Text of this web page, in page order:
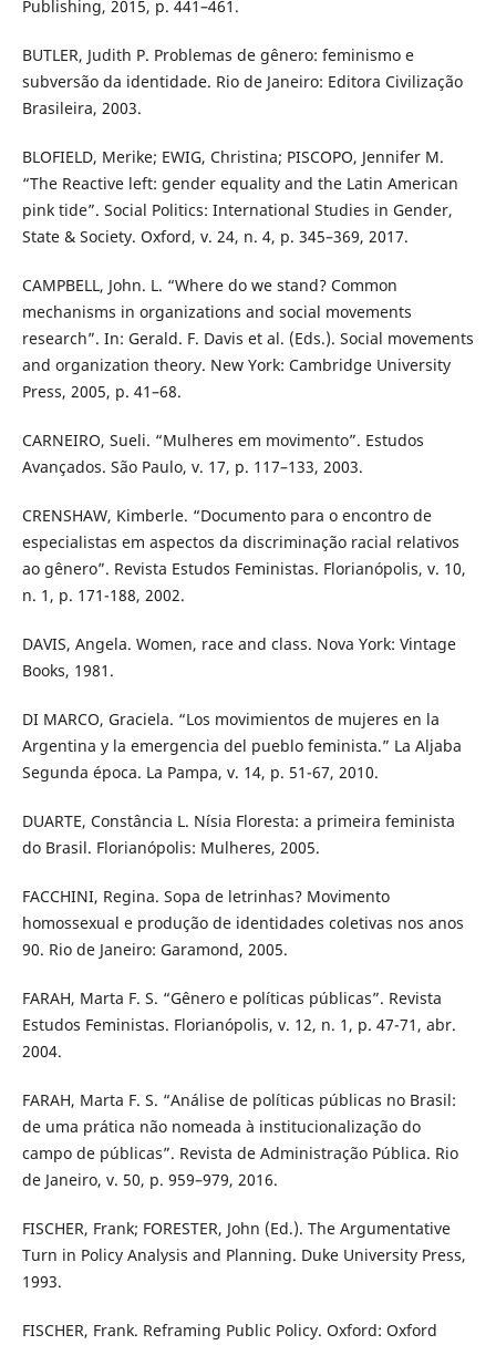
Publishing, 2015, p. 441–461.
BUTLER, Judith P. Problemas de gênero: feminismo e
subversão da identidade. Rio de Janeiro: Editora Civilização
Brasileira, 2003.
BLOFIELD, Merike; EWIG, Christina; PISCOPO, Jennifer M.
“The Reactive left: gender equality and the Latin American
pink tide”. Social Politics: International Studies in Gender,
State & Society. Oxford, v. 24, n. 4, p. 345–369, 2017.
CAMPBELL, John. L. “Where do we stand? Common
mechanisms in organizations and social movements
research”. In: Gerald. F. Davis et al. (Eds.). Social movements
and organization theory. New York: Cambridge University
Press, 2005, p. 41–68.
CARNEIRO, Sueli. “Mulheres em movimento”. Estudos
Avançados. São Paulo, v. 17, p. 117–133, 2003.
CRENSHAW, Kimberle. “Documento para o encontro de
especialistas em aspectos da discriminação racial relativos
ao gênero”. Revista Estudos Feministas. Florianópolis, v. 10,
n. 1, p. 171-188, 2002.
DAVIS, Angela. Women, race and class. Nova York: Vintage
Books, 1981.
DI MARCO, Graciela. “Los movimientos de mujeres en la
Argentina y la emergencia del pueblo feminista.” La Aljaba
Segunda época. La Pampa, v. 14, p. 51-67, 2010.
DUARTE, Constância L. Nísia Floresta: a primeira feminista
do Brasil. Florianópolis: Mulheres, 2005.
FACCHINI, Regina. Sopa de letrinhas? Movimento
homossexual e produção de identidades coletivas nos anos
90. Rio de Janeiro: Garamond, 2005.
FARAH, Marta F. S. “Gênero e políticas públicas”. Revista
Estudos Feministas. Florianópolis, v. 12, n. 1, p. 47-71, abr.
2004.
FARAH, Marta F. S. “Análise de políticas públicas no Brasil:
de uma prática não nomeada à institucionalização do
campo de públicas”. Revista de Administração Pública. Rio
de Janeiro, v. 50, p. 959–979, 2016.
FISCHER, Frank; FORESTER, John (Ed.). The Argumentative
Turn in Policy Analysis and Planning. Duke University Press,
1993.
FISCHER, Frank. Reframing Public Policy. Oxford: Oxford